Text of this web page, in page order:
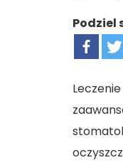
Podziel